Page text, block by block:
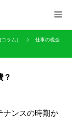
ラム）
仕事の税金
？
ナンスの時期か